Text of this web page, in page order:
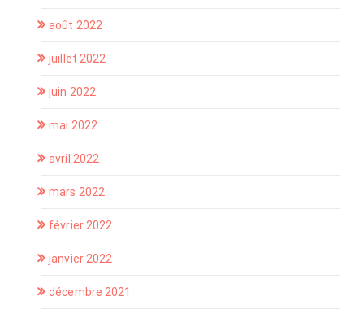
août 2022
juillet 2022
juin 2022
mai 2022
avril 2022
mars 2022
février 2022
janvier 2022
décembre 2021